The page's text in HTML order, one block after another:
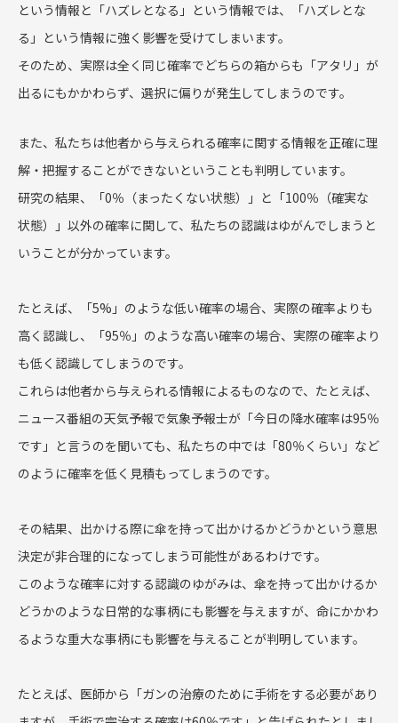
という情報と「ハズレとなる」という情報では、「ハズレとな
る」という情報に強く影響を受けてしまいます。
そのため、実際は全く同じ確率でどちらの箱からも「アタリ」が
出るにもかかわらず、選択に偏りが発生してしまうのです。
また、私たちは他者から与えられる確率に関する情報を正確に理
解・把握することができないということも判明しています。
研究の結果、「0％（まったくない状態）」と「100％（確実な
状態）」以外の確率に関して、私たちの認識はゆがんでしまうと
いうことが分かっています。
たとえば、「5%」のような低い確率の場合、実際の確率よりも
高く認識し、「95％」のような高い確率の場合、実際の確率より
も低く認識してしまうのです。
これらは他者から与えられる情報によるものなので、たとえば、
ニュース番組の天気予報で気象予報士が「今日の降水確率は95％
です」と言うのを聞いても、私たちの中では「80％くらい」など
のように確率を低く見積もってしまうのです。
その結果、出かける際に傘を持って出かけるかどうかという意思
決定が非合理的になってしまう可能性があるわけです。
このような確率に対する認識のゆがみは、傘を持って出かけるか
どうかのような日常的な事柄にも影響を与えますが、命にかかわ
るような重大な事柄にも影響を与えることが判明しています。
たとえば、医師から「ガンの治療のために手術をする必要があり